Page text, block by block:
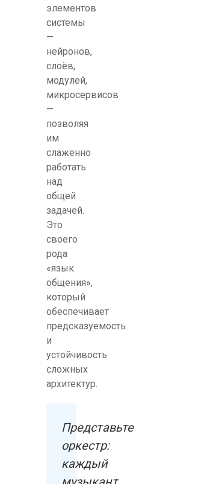
элементов
системы
—
нейронов,
слоёв,
модулей,
микросервисов
—
позволяя
им
слаженно
работать
над
общей
задачей.
Это
своего
рода
«язык
общения»,
который
обеспечивает
предсказуемость
и
устойчивость
сложных
архитектур.
Представьте
оркестр:
каждый